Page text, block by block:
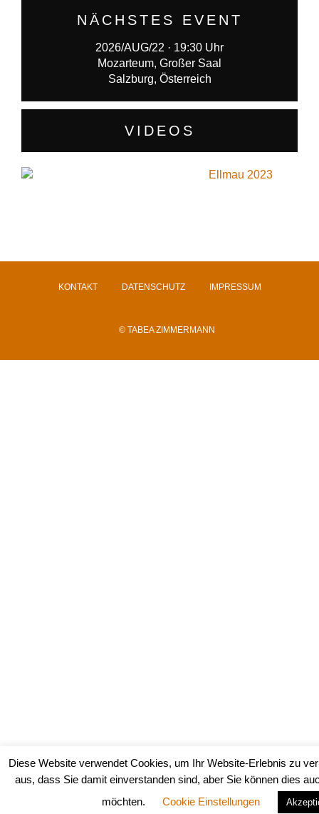
NÄCHSTES EVENT
2026/AUG/22 · 19:30 Uhr
Mozarteum, Großer Saal
Salzburg, Österreich
VIDEOS
© TABEA ZIMMERMANN
KONTAKT DATENSCHUTZ IMPRESSUM
Diese Website verwendet Cookies, um Ihr Website-Erlebnis zu
aus, dass Sie damit einverstanden sind, aber Sie können dies
möchten.
Cookie Einstellungen